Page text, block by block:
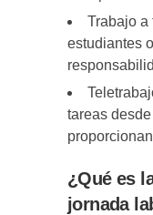
Trabajo a
estudiantes
tareas
¿Qué es
jornada